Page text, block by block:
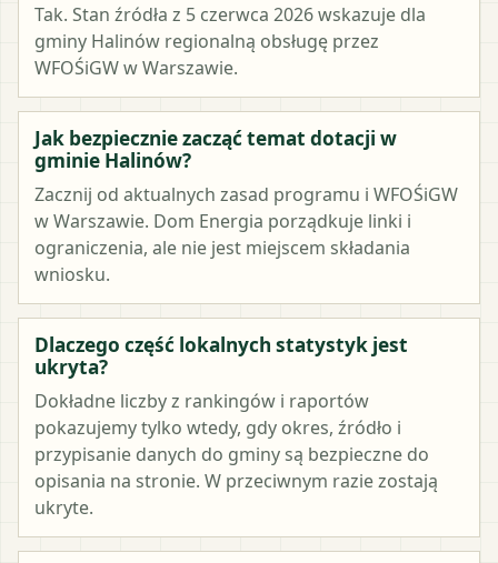
Tak. Stan źródła z 5 czerwca 2026 wskazuje dla
gminy Halinów regionalną obsługę przez
WFOŚiGW w Warszawie.
Jak bezpiecznie zacząć temat dotacji w
gminie Halinów?
Zacznij od aktualnych zasad programu i WFOŚiGW
w Warszawie. Dom Energia porządkuje linki i
ograniczenia, ale nie jest miejscem składania
wniosku.
Dlaczego część lokalnych statystyk jest
ukryta?
Dokładne liczby z rankingów i raportów
pokazujemy tylko wtedy, gdy okres, źródło i
przypisanie danych do gminy są bezpieczne do
opisania na stronie. W przeciwnym razie zostają
ukryte.